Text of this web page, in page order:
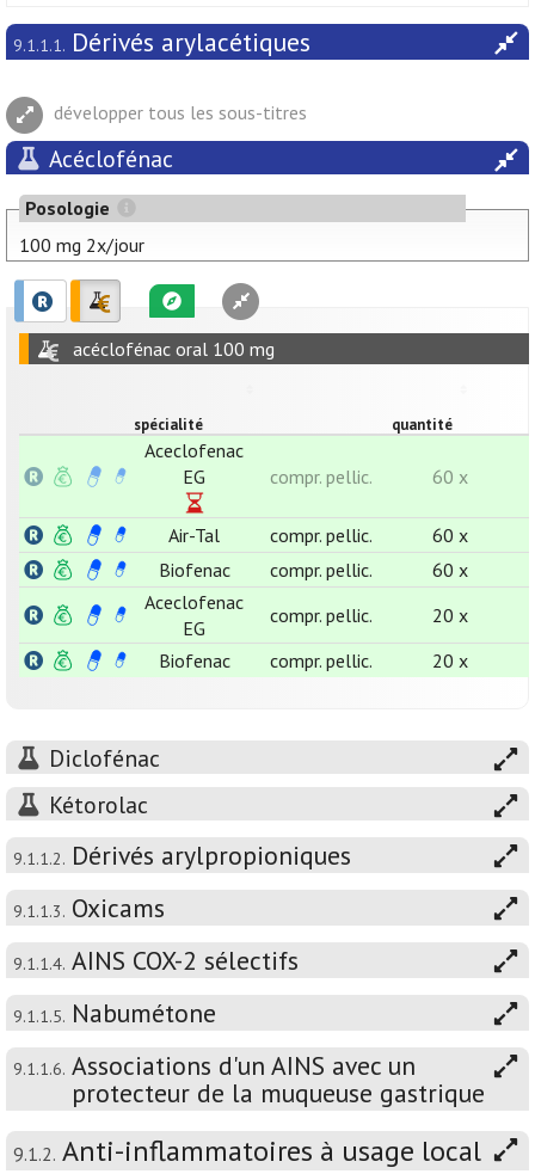
9.1.1.1. Dérivés arylacétiques
développer tous les sous-titres
Acéclofénac
Posologie
100 mg 2x/jour
acéclofénac oral 100 mg
spécialité quantité
Aceclofenac
EG
compr. pellic. 60 x
Air-Tal compr. pellic.
60 x
Biofenac
compr. pellic.
60 x
Aceclofenac
EG
compr. pellic.
20 x
Biofenac
compr. pellic. 20 x
Diclofénac
Kétorolac
9.1.1.2. Dérivés arylpropioniques
9.1.1.3. Oxicams
9.1.1.4. AINS COX-2 sélectifs
9.1.1.5. Nabumétone
9.1.1.6. Associations d'un AINS avec un
protecteur de la muqueuse gastrique
9.1.2. Anti-inflammatoires à usage local